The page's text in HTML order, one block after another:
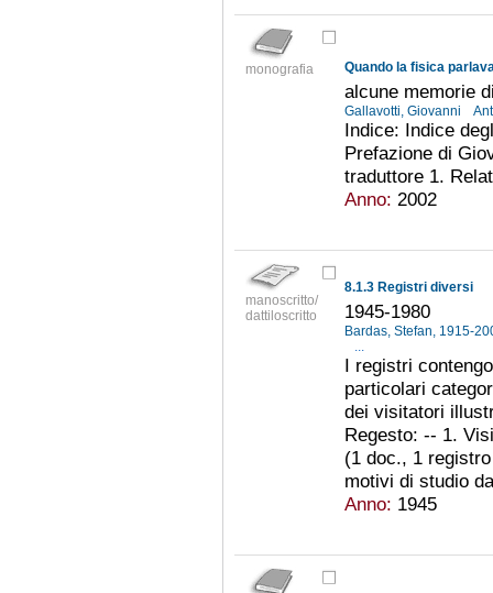
monografia Quando la fisica
alcune memorie
Gallavotti, Giovanni
Indice: Indice
Prefazione di
traduttore 1.
Anno: 2002
manoscritto/
dattiloscritto
8.1.3 Registri diversi
1945-1980
Bardas, Stefan, 1915-
...
I registri
particolari
dei visitatori
Regesto: -- 1.
(1 doc., 1
motivi di studio
Anno: 1945